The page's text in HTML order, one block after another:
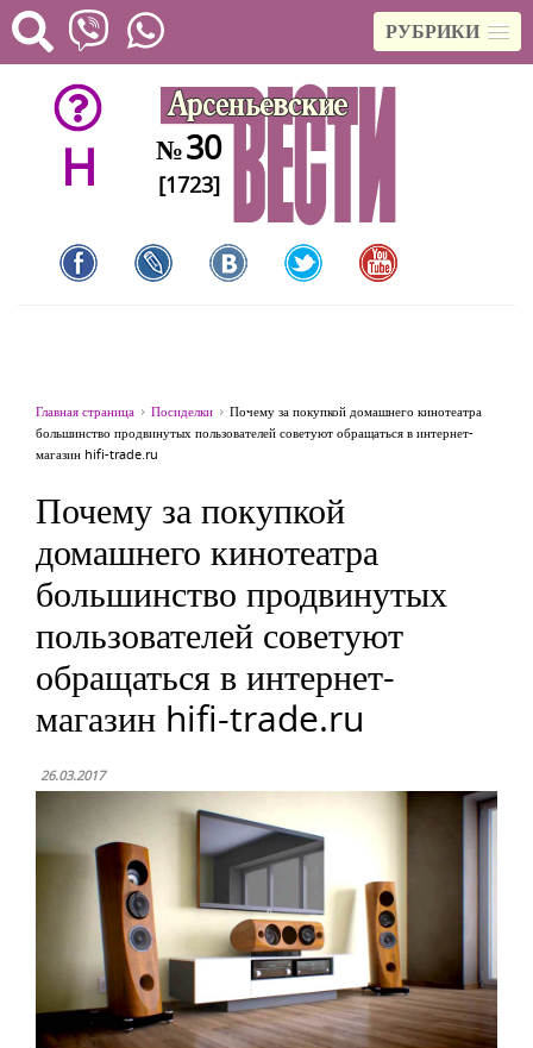
РУБРИКИ
H №30
[1723]
Главная страница Посиделки
Почему за покупкой домашнего кинотеатра
большинство продвинутых пользователей советуют обращаться в интернет-
магазин hifi-trade.ru
Почему за покупкой
домашнего кинотеатра
большинство продвинутых
пользователей советуют
обращаться в интернет-
магазин hifi-trade.ru
26.03.2017